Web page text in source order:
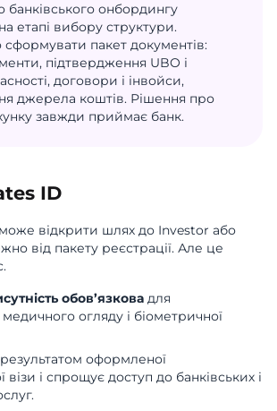
банківського онбордингу
етапі вибору структури.
пакет документів:
підтвердження UBO і
договори і інвойси,
джерела коштів. Рішення про
завжди приймає банк.
ID
відкрити шлях до Investor або
від пакету реєстрації. Але це
обов’язкова для
огляду і біометричної
оформленої
візи і спрощує доступ до банківських і